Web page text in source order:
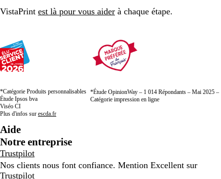
VistaPrint est là pour vous aider à chaque étape.
*Catégorie Produits personnalisables
Étude Ipsos bva
Viséo CI
Plus d'infos sur escda.fr
*Étude OpinionWay – 1 014 Répondants – Mai 2025 –
Catégorie impression en ligne
Aide
Notre entreprise
Trustpilot
Nos clients nous font confiance. Mention Excellent sur
Trustpilot